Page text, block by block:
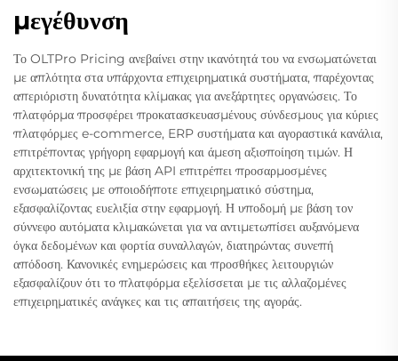
μεγέθυνση
Το OLTPro Pricing ανεβαίνει στην ικανότητά του να ενσωματώνεται
με απλότητα στα υπάρχοντα επιχειρηματικά συστήματα, παρέχοντας
απεριόριστη δυνατότητα κλίμακας για ανεξάρτητες οργανώσεις. Το
πλατφόρμα προσφέρει προκατασκευασμένους σύνδεσμους για κύριες
πλατφόρμες e-commerce, ERP συστήματα και αγοραστικά κανάλια,
επιτρέποντας γρήγορη εφαρμογή και άμεση αξιοποίηση τιμών. Η
αρχιτεκτονική της με βάση API επιτρέπει προσαρμοσμένες
ενσωματώσεις με οποιοδήποτε επιχειρηματικό σύστημα,
εξασφαλίζοντας ευελιξία στην εφαρμογή. Η υποδομή με βάση τον
σύννεφο αυτόματα κλιμακώνεται για να αντιμετωπίσει αυξανόμενα
όγκα δεδομένων και φορτία συναλλαγών, διατηρώντας συνεπή
απόδοση. Κανονικές ενημερώσεις και προσθήκες λειτουργιών
εξασφαλίζουν ότι το πλατφόρμα εξελίσσεται με τις αλλαζομένες
επιχειρηματικές ανάγκες και τις απαιτήσεις της αγοράς.